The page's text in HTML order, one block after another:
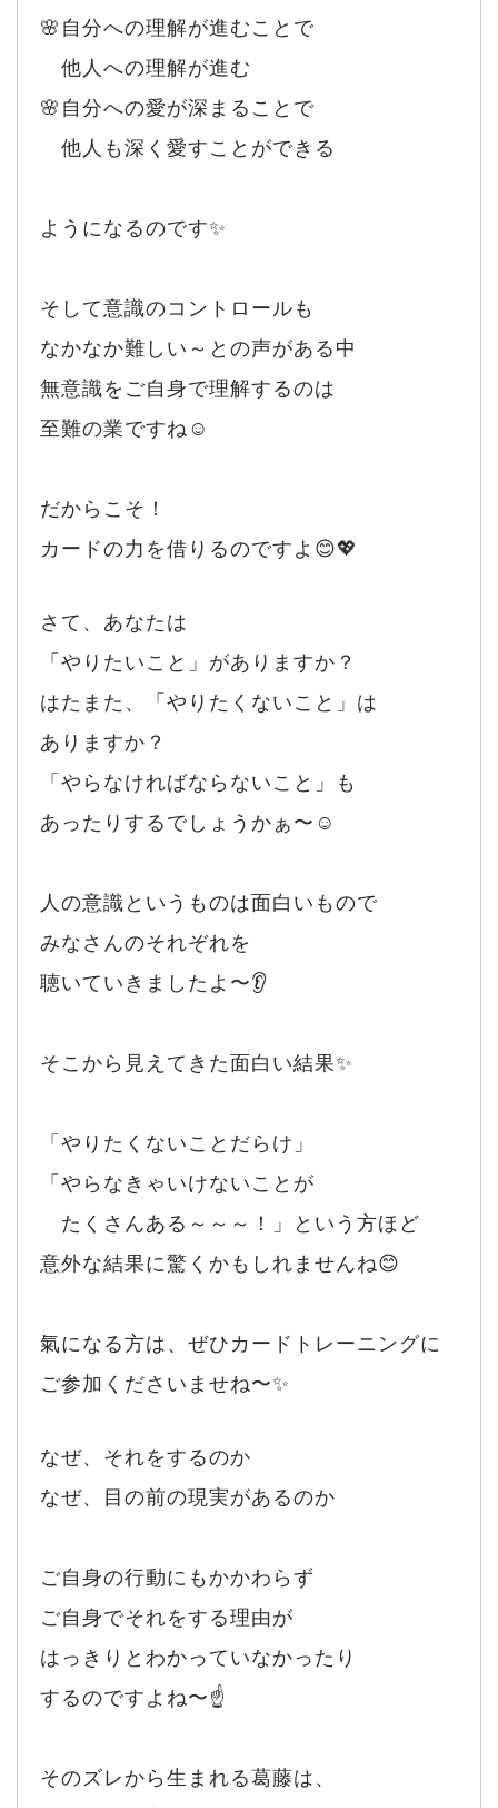
🌸自分への理解が進むことで
他人への理解が進む
🌸自分への愛が深まることで
他人も深く愛すことができる
ようになるのです✨
そして意識のコントロールも
なかなか難しい～との声がある中
無意識をご自身で理解するのは
至難の業ですね☺
だからこそ！
カードの力を借りるのですよ😊💖
さて、あなたは
「やりたいこと」がありますか？
はたまた、「やりたくないこと」は
ありますか？
「やらなければならないこと」も
あったりするでしょうかぁ〜☺️
人の意識というものは面白いもので
みなさんのそれぞれを
聴いていきましたよ〜👂
そこから見えてきた面白い結果✨
「やりたくないことだらけ」
「やらなきゃいけないことが
たくさんある～～～！」という方ほど
意外な結果に驚くかもしれませんね😊
氣になる方は、ぜひカードトレーニングに
ご参加くださいませね〜✨
なぜ、それをするのか
なぜ、目の前の現実があるのか
ご自身の行動にもかかわらず
ご自身でそれをする理由が
はっきりとわかっていなかったり
するのですよね〜☝️
そのズレから生まれる葛藤は、